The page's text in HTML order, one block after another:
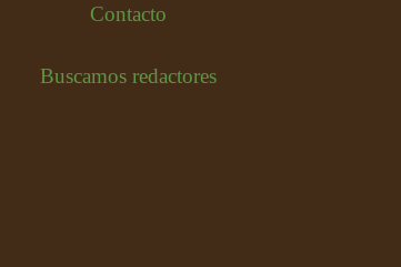
Contacto
Buscamos redactores